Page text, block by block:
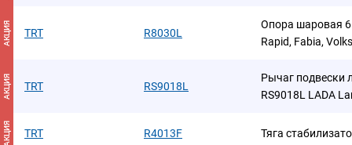
АКЦИЯ TRT R8030L
Опора шаровая
Rapid, Fabia,
АКЦИЯ TRT RS9018L
Рычаг подвески
RS9018L LADA
АКЦИЯ TRT R4013F Тяга